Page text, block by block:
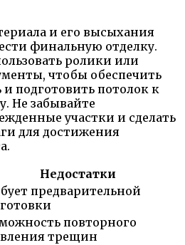
и его высыхания
финальную отделку.
ролики или
чтобы обеспечить
подготовить потолок к
Не забывайте
участки и сделать
для достижения
Недостатки
предварительной
повторного
трещин